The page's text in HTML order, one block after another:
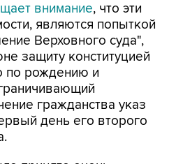
внимание, что эти
являются попыткой
Верховного суда",
защиту конституцией
по рождению и
гражданства указ
день его второго